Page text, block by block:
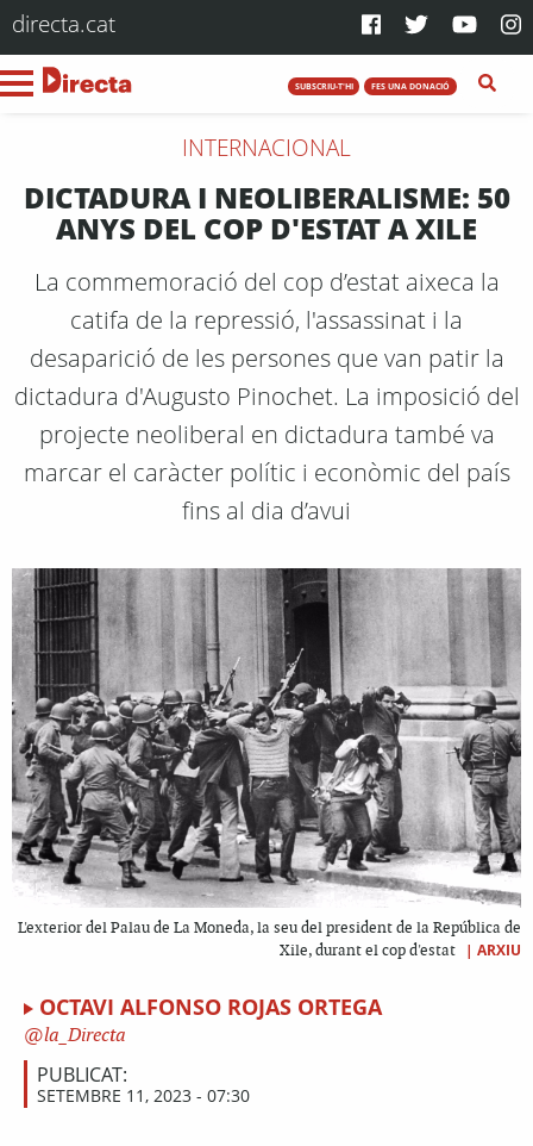
directa.cat
SUBSCRIU-T'HI FES UNA DONACIÓ
INTERNACIONAL
DICTADURA I NEOLIBERALISME: 50
ANYS DEL COP D'ESTAT A XILE
La commemoració del cop d’estat aixeca la
catifa de la repressió, l'assassinat i la
desaparició de les persones que van patir la
dictadura d'Augusto Pinochet. La imposició del
projecte neoliberal en dictadura també va
marcar el caràcter polític i econòmic del país
fins al dia d’avui
L'exterior del Palau de La Moneda, la seu del president de la República de
Xile, durant el cop d'estat
| ARXIU
OCTAVI ALFONSO ROJAS ORTEGA
la_Directa
PUBLICAT:
SETEMBRE 11, 2023 - 07:30